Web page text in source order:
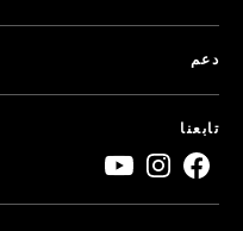
دعم
تابعنا